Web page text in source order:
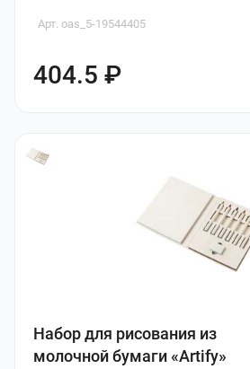
Арт. oas_5-19544405
404.5 ₽
Набор для рисования из
молочной бумаги «Artify»